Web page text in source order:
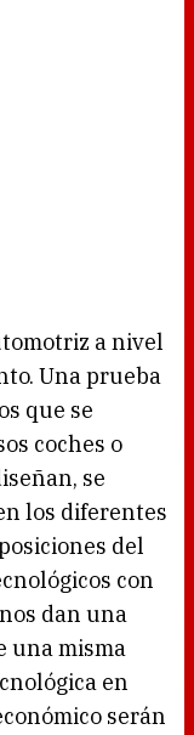
a nivel
Una prueba
que se
coches o
se
los diferentes
del
con
dan una
una misma
en
serán